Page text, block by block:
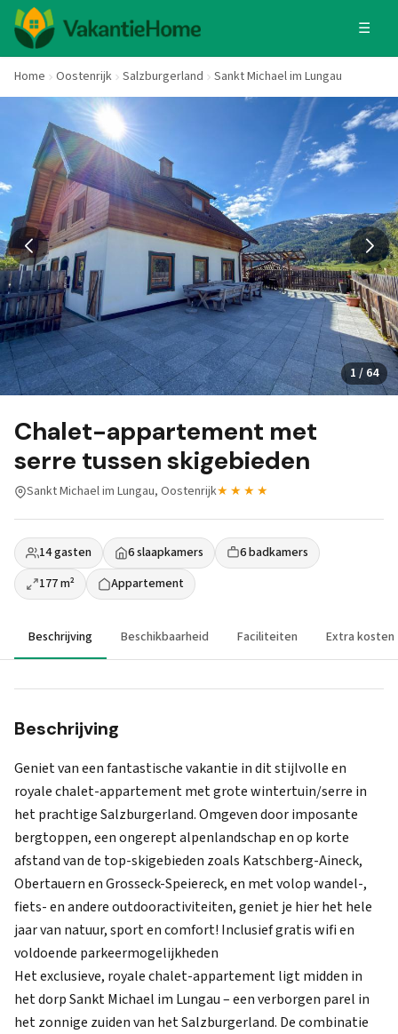
☰
Home Oostenrijk Salzburgerland Sankt Michael im Lungau
1 / 64
Chalet-appartement met
serre tussen skigebieden
Sankt Michael im Lungau, Oostenrijk★★★★
14 gasten 6 slaapkamers
6 badkamers
177 m²
Appartement
Beschrijving Beschikbaarheid Faciliteiten Extra kosten
Beschrijving
Geniet van een fantastische vakantie in dit stijlvolle en
royale chalet-appartement met grote wintertuin/serre in
het prachtige Salzburgerland. Omgeven door imposante
bergtoppen, een ongerept alpenlandschap en op korte
afstand van de top-skigebieden zoals Katschberg-Aineck,
Obertauern en Grosseck-Speiereck, en met volop wandel-,
fiets- en andere outdooractiviteiten, geniet je hier het hele
jaar van natuur, sport en comfort! Inclusief gratis wifi en
voldoende parkeermogelijkheden
Het exclusieve, royale chalet-appartement ligt midden in
het dorp Sankt Michael im Lungau – een verborgen parel in
het zonnige zuiden van het Salzburgerland. De combinatie